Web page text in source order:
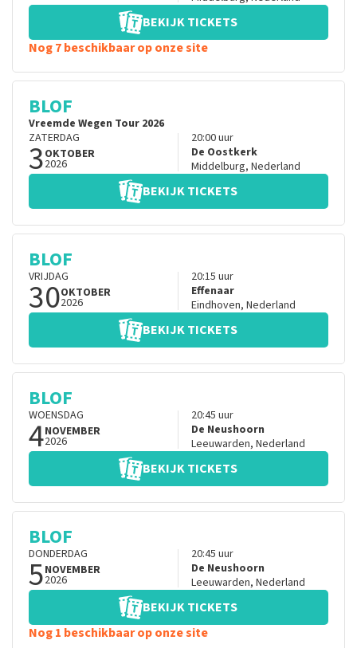
BEKIJK TICKETS
Nog 7 beschikbaar op onze site
BLOF
Vreemde Wegen Tour 2026
ZATERDAG
3OKTOBER
2026
20:00uur
De Oostkerk
Middelburg, Nederland
BEKIJK TICKETS
BLOF
VRIJDAG
30OKTOBER
2026
20:15 uur
Effenaar
Eindhoven, Nederland
BEKIJK TICKETS
BLOF
WOENSDAG
4NOVEMBER
2026
20:45 uur
De Neushoorn
Leeuwarden, Nederland
BEKIJK TICKETS
BLOF
DONDERDAG
5NOVEMBER
2026
20:45 uur
De Neushoorn
Leeuwarden, Nederland
BEKIJK TICKETS
Nog 1 beschikbaar op onze site